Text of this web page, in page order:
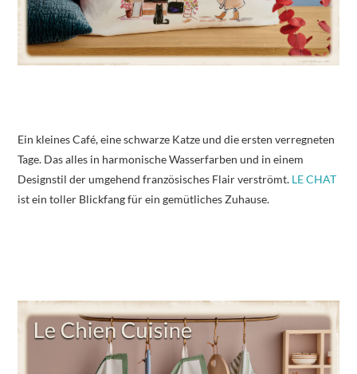
Ein kleines Café, eine schwarze Katze und die ersten verregneten
Tage. Das alles in harmonische Wasserfarben und in einem
Designstil der umgehend französisches Flair verströmt. LE CHAT
ist ein toller Blickfang für ein gemütliches Zuhause.